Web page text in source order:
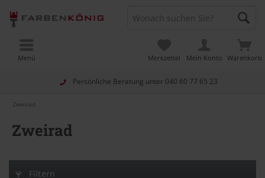
Persönliche Beratung unter 040 60 77 65 23
Warenkorb
Merkzettel Mein Konto
Menü
Zweirad
Zweirad
Filtern